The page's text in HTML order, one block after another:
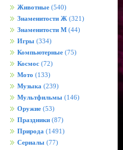
Животные (540)
Знаменитости Ж (321)
Знаменитости М (44)
Игры (334)
Компьютерные (75)
Космос (72)
Мото (133)
Музыка (239)
Мультфильмы (146)
Оружие (53)
Праздники (87)
Природа (1491)
Сериалы (77)